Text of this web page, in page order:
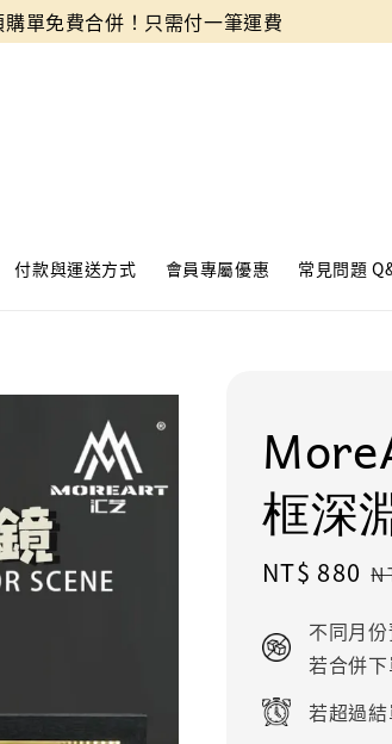
購單免費合併！只需付一筆運費
付款與運送方式 會員專屬優惠 常見問題
框深
Sale
NT$ 880
不同月
若合併
若超過